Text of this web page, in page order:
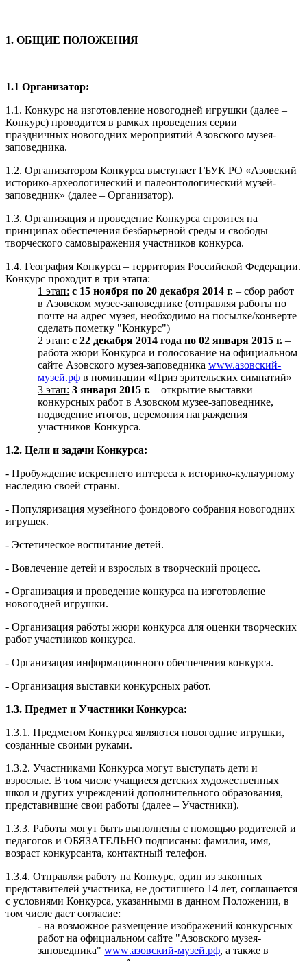
1. ОБЩИЕ ПОЛОЖЕНИЯ
1.1 Организатор:
1.1. Конкурс на изготовление новогодней игрушки (далее –
Конкурс) проводится в рамках проведения серии
праздничных новогодних мероприятий Азовского музея-
заповедника.
1.2. Организатором Конкурса выступает ГБУК РО «Азовский
историко-археологический и палеонтологический музей-
заповедник» (далее – Организатор).
1.3. Организация и проведение Конкурса строится на
принципах обеспечения безбарьерной среды и свободы
творческого самовыражения участников конкурса.
1.4. География Конкурса – территория Российской Федерации.
Конкурс проходит в три этапа:
1 этап: с 15 ноября по 20 декабря 2014 г. – сбор работ
в Азовском музее-заповеднике (отправляя работы по
почте на адрес музея, необходимо на посылке/конверте
сделать пометку "Конкурс")
2 этап: с 22 декабря 2014 года по 02 января 2015 г. –
работа жюри Конкурса и голосование на официальном
сайте Азовского музея-заповедникаwww.азовский-
музей.рф в номинации «Приз зрительских симпатий»
3 этап: 3 января 2015 г. – открытие выставки
конкурсных работ в Азовском музее-заповеднике,
подведение итогов, церемония награждения
участников Конкурса.
1.2. Цели и задачи Конкурса:
- Пробуждение искреннего интереса к историко-культурному
наследию своей страны.
- Популяризация музейного фондового собрания новогодних
игрушек.
- Эстетическое воспитание детей.
- Вовлечение детей и взрослых в творческий процесс.
- Организация и проведение конкурса на изготовление
новогодней игрушки.
- Организация работы жюри конкурса для оценки творческих
работ участников конкурса.
- Организация информационного обеспечения конкурса.
- Организация выставки конкурсных работ.
1.3. Предмет и Участники Конкурса:
1.3.1. Предметом Конкурса являются новогодние игрушки,
созданные своими руками.
1.3.2. Участниками Конкурса могут выступать дети и
взрослые. В том числе учащиеся детских художественных
школ и других учреждений дополнительного образования,
представившие свои работы (далее – Участники).
1.3.3. Работы могут быть выполнены с помощью родителей и
педагогов и ОБЯЗАТЕЛЬНО подписаны: фамилия, имя,
возраст конкурсанта, контактный телефон.
1.3.4. Отправляя работу на Конкурс, один из законных
представителей участника, не достигшего 14 лет, соглашается
с условиями Конкурса, указанными в данном Положении, в
том числе дает согласие:
- на возможное размещение изображений конкурсных
работ на официальном сайте "Азовского музея-
заповедника"www.азовский-музей.рф, а также в